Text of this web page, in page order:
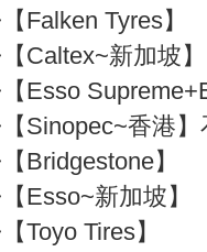
Falken Tyres】
Caltex~新加坡】
Esso
Sinopec~香港】
Bridgestone】
Esso~新加坡】
Toyo Tires】